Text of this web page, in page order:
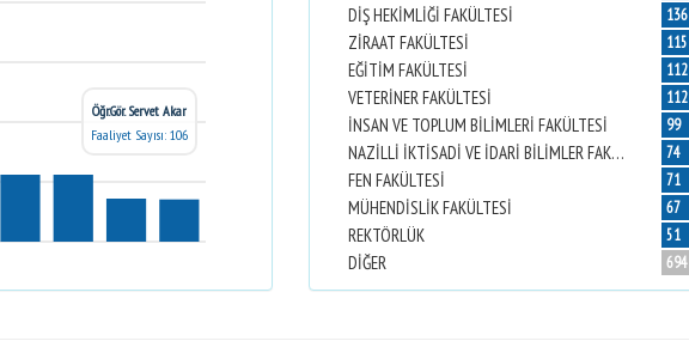
Öğr.Gör. Servet Akar
Faaliyet Sayısı: 106
DİŞ HEKİMLİĞİ FAKÜLTESİ
ZİRAAT FAKÜLTESİ
EĞİTİM FAKÜLTESİ
VETERİNER FAKÜLTESİ
İNSAN VE TOPLUM BİLİMLERİ FAKÜLTESİ
NAZİLLİ İKTİSADİ VE İDARİ BİLİMLER FAKÜLTESİ
FEN FAKÜLTESİ
MÜHENDİSLİK FAKÜLTESİ
REKTÖRLÜK
DİĞER
136
115
112
112
99
74
71
67
51
694